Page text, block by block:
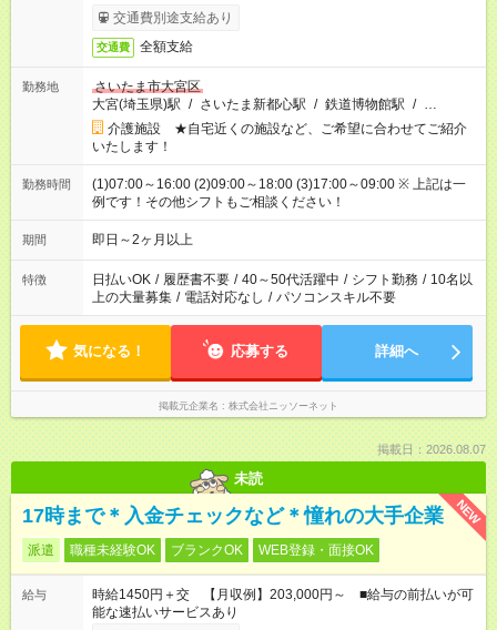
日収例：1万2000円（時給1500円×8h）
交通費別途支給あり
交通費 全額支給
勤務地
さいたま市大宮区
大宮(埼玉県)駅 / さいたま新都心駅 / 鉄道博物館駅 / …
介護施設 ★自宅近くの施設など、ご希望に合わせてご紹介
いたします！
勤務時間
(1)07:00～16:00 (2)09:00～18:00 (3)17:00～09:00 ※ 上記は一
例です！その他シフトもご相談ください！
期間 即日～2ヶ月以上
特徴 日払いOK / 履歴書不要 / 40～50代活躍中 / シフト勤務 / 10名以
上の大量募集 / 電話対応なし / パソコンスキル不要
気になる！ 応募する 詳細へ
掲載元企業名 株式会社ニッソーネット
掲載日：2026.08.07
未読
NEW
17時まで＊入金チェックなど＊憧れの大手企業
派遣 職種未経験OK ブランクOK WEB登録・面接OK
給与
時給1450円＋交 【月収例】203,000円～ ■給与の前払いが可
能な速払いサービスあり